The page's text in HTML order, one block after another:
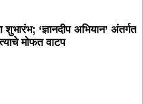
‘ज्ञानदीप अभियान’ अंतर्गत
मोफत वाटप